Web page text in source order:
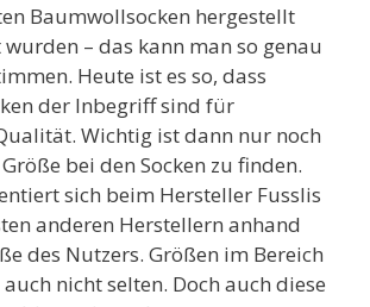
Baumwollsocken hergestellt
– das kann man so genau
Heute ist es so, dass
der Inbegriff sind für
Wichtig ist dann nur noch
bei den Socken zu finden.
sich beim Hersteller Fusslis
anderen Herstellern anhand
des Nutzers. Größen im Bereich
auch nicht selten. Doch auch diese